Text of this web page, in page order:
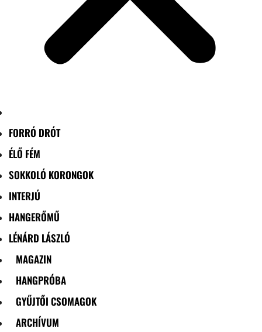
FORRÓ DRÓT
ÉLŐ FÉM
SOKKOLÓ KORONGOK
INTERJÚ
HANGERŐMŰ
LÉNÁRD LÁSZLÓ
MAGAZIN
HANGPRÓBA
GYŰJTŐI CSOMAGOK
ARCHÍVUM